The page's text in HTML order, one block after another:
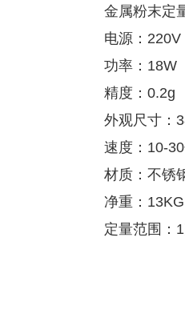
金属粉末定
电源：220V
功率：18W
精度：0.2g
外观尺寸：
速度：10-
材质：不锈
净重：13KG
定量范围：